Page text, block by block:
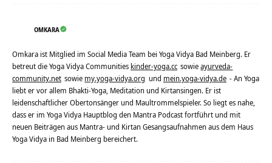
OMKARA
Omkara ist Mitglied im Social Media Team bei Yoga Vidya Bad Meinberg. Er
betreut die Yoga Vidya Communities kinder-yoga.cc sowieayurveda-
community.net sowie my.yoga-vidya.org und mein.yoga-vidya.de - An Yoga
liebt er vor allem Bhakti-Yoga, Meditation und Kirtansingen. Er ist
leidenschaftlicher Obertonsänger und Maultrommelspieler. So liegt es nahe,
dass er im Yoga Vidya Hauptblog den Mantra Podcast fortführt und mit
neuen Beiträgen aus Mantra- und Kirtan Gesangsaufnahmen aus dem Haus
Yoga Vidya in Bad Meinberg bereichert.